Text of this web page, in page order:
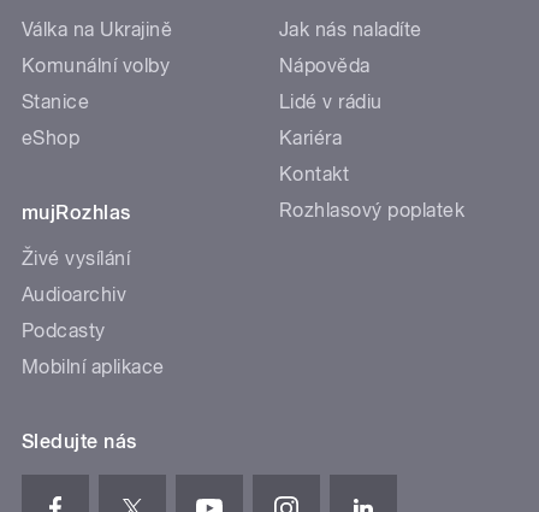
Válka na Ukrajině
Komunální volby
Stanice
eShop
mujRozhlas
Živé vysílání
Audioarchiv
Podcasty
Mobilní aplikace
Jak nás naladíte
Nápověda
Lidé v rádiu
Kariéra
Kontakt
Rozhlasový poplatek
Sledujte nás